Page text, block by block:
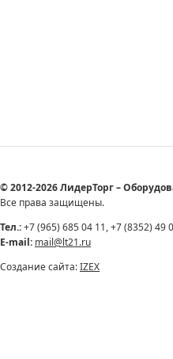
© 2012-2026 ЛидерТорг –
Все права защищены.
Тел.:+7 (965) 685 04 11, +7 (8352) 49
E-mail: mail@lt21.ru
Создание сайта:IZEX